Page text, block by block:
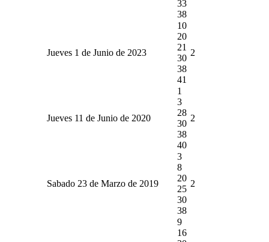
33
38
Jueves 1 de Junio de 2023
10
20
21
30
38
41
2
Jueves 11 de Junio de 2020
1
3
28
30
38
40
2
Sabado 23 de Marzo de 2019
3
8
20
25
30
38
2
9
16